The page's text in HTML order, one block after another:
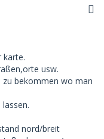
karte.
usw.
zu bekommen wo man
nord/breit